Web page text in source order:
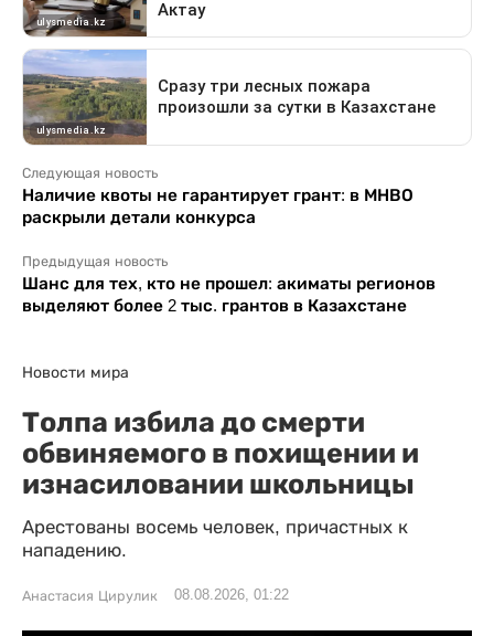
Следующая новость
Наличие квоты не гарантирует грант: в МНВО
раскрыли детали конкурса
Предыдущая новость
Шанс для тех, кто не прошел: акиматы регионов
выделяют более 2 тыс. грантов в Казахстане
Новости мира
Толпа избила до смерти
обвиняемого в похищении и
изнасиловании школьницы
Арестованы восемь человек, причастных к
нападению.
Анастасия Цирулик 08.08.2026, 01:22